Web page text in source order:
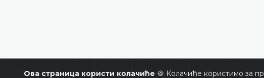
Ова страница користи колачиће 🍪 Колачиће користимо за